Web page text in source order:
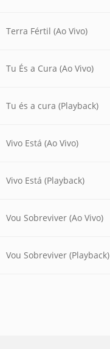
Terra Fértil (Ao Vivo)
Tu És a Cura (Ao Vivo)
Tu és a cura (Playback)
Vivo Está (Ao Vivo)
Vivo Está (Playback)
Vou Sobreviver (Ao Vivo)
Vou Sobreviver (Playback)